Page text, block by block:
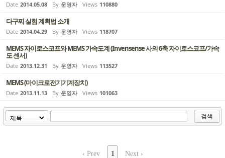
Date 2014.05.08 By 운영자 Views 110880
다구찌 실험 계획법 소개
Date 2014.04.29 By 운영자 Views 118707
MEMS 자이로스코프와 MEMS 가속도계 (Invensense 사의 6축 자이로스코프/가속
도 센서)
Date 2013.12.31 By 운영자 Views 113527
MEMS (마이크로전기기계장치)
Date 2013.11.13 By 운영자 Views 101063
검색
‹ Prev 1 Next ›